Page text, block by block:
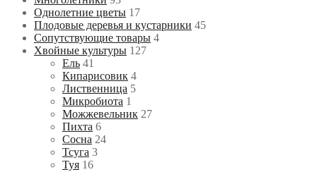
Однолетние цветы 17
Плодовые деревья и кустарники 45
Сопутствующие товары 4
Хвойные культуры 127
Ель 41
Кипарисовик 4
Лиственница 5
Микробиота 1
Можжевельник 27
Пихта 6
Сосна 24
Тсуга 3
Туя 16